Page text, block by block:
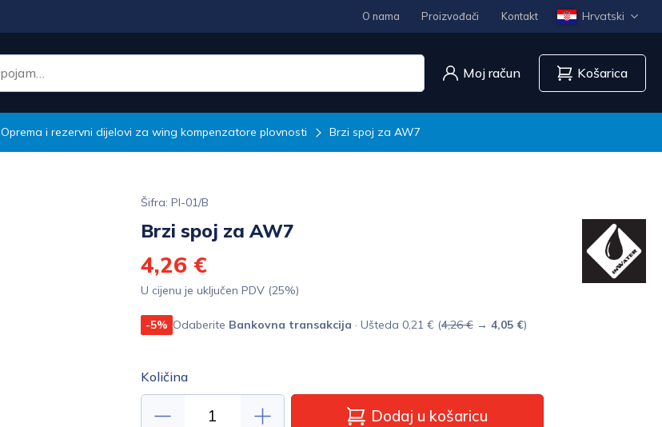
O nama Proizvođači Kontakt Hrvatski
Moj račun Košarica
Oprema i rezervni dijelovi za wing kompenzatore plovnosti Brzi spoj za AW7
Šifra: PI-01/B
Brzi spoj za AW7
4,26 €
U cijenu je uključen PDV (25%)
-5% Odaberite Bankovna transakcija · Ušteda 0,21 € (4,26 € → 4,05 €)
Količina
Dodaj u košaricu